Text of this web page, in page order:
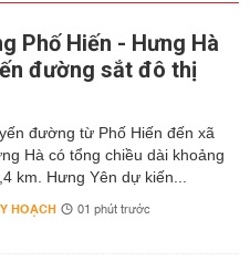
Phố Hiến - Hưng Hà
đường sắt đô thị
đường từ Phố Hiến đến xã
Hà có tổng chiều dài khoảng
km. Hưng Yên dự kiến...
HOẠCH 01 phút trước